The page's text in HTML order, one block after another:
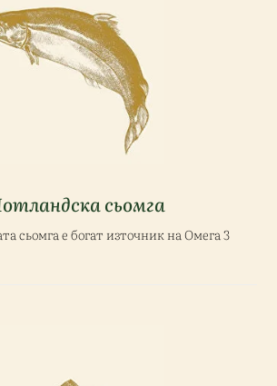
сьомга
сьомга е богат източник на Омега 3